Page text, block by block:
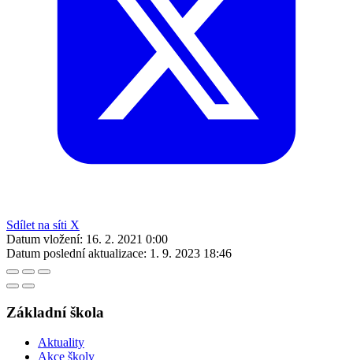
Sdílet na síti X
Datum vložení: 16. 2. 2021 0:00
Datum poslední aktualizace: 1. 9. 2023 18:46
Základní škola
Aktuality
Akce školy